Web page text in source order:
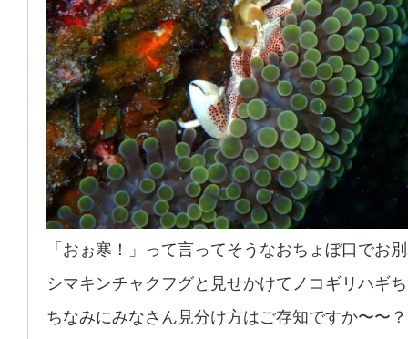
「おぉ寒！」って言ってそうなおちょぼ口でお
シマキンチャクフグと見せかけてノコギリハギ
ちなみにみなさん見分け方はご存知ですか〜〜